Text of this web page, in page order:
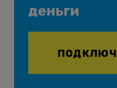
деньги